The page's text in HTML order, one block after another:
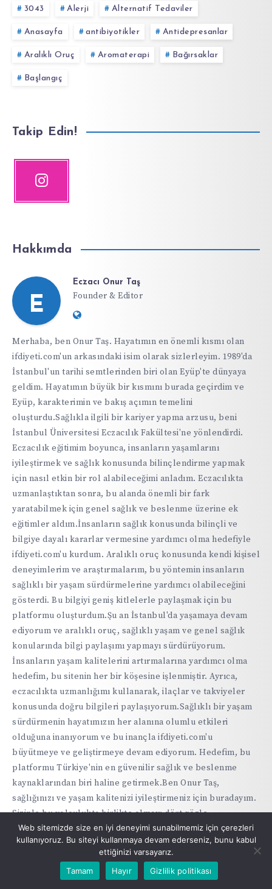
3043 Alerji Alternatif Tedaviler
Anasayfa antibiyotikler Antidepresanlar
Aralıklı Oruç Aromaterapi Bağırsaklar
Başlangıç
Takip Edin!
Hakkımda
E
Eczacı Onur Taş
Founder & Editor
Website:
Merhaba, ben Onur Taş. Hayatımın en önemli kısmı olan
ifdiyeti.com'un arkasındaki isim olarak sizlerleyim. 1989'da
İstanbul'un tarihi semtlerinden biri olan Eyüp'te dünyaya
geldim. Hayatımın büyük bir kısmını burada geçirdim ve
Eyüp, karakterimin ve bakış açımın temelini
oluşturdu.Sağlıkla ilgili bir kariyer yapma arzusu, beni
İstanbul Üniversitesi Eczacılık Fakültesi'ne yönlendirdi.
Eczacılık eğitimim boyunca, insanların yaşamlarını
iyileştirmek ve sağlık konusunda bilinçlendirme yapmak
için nasıl etkin bir rol alabileceğimi anladım. Eczacılıkta
uzmanlaştıktan sonra, bu alanda önemli bir fark
yaratabilmek için genel sağlık ve beslenme üzerine ek
eğitimler aldım.İnsanların sağlık konusunda bilinçli ve
bilgiye dayalı kararlar vermesine yardımcı olma hedefiyle
ifdiyeti.com'u kurdum. Aralıklı oruç konusunda kendi kişisel
deneyimlerim ve araştırmalarım, bu yöntemin insanların
sağlıklı bir yaşam sürdürmelerine yardımcı olabileceğini
gösterdi. Bu bilgiyi geniş kitlelerle paylaşmak için bu
platformu oluşturdum.Şu an İstanbul'da yaşamaya devam
ediyorum ve aralıklı oruç, sağlıklı yaşam ve genel sağlık
konularında bilgi paylaşımı yapmayı sürdürüyorum.
İnsanların yaşam kalitelerini artırmalarına yardımcı olma
hedefim, bu sitenin her bir köşesine işlenmiştir. Ayrıca,
eczacılıkta uzmanlığımı kullanarak, ilaçlar ve takviyeler
konusunda doğru bilgileri paylaşıyorum.Sağlıklı bir yaşam
sürdürmenin hayatımızın her alanına olumlu etkileri
olduğuna inanıyorum ve bu inançla ifdiyeti.com'u
büyütmeye ve geliştirmeye devam ediyorum. Hedefim, bu
platformu Türkiye'nin en güvenilir sağlık ve beslenme
kaynaklarından biri haline getirmek.Ben Onur Taş,
sağlığınızı ve yaşam kalitenizi iyileştirmeniz için buradayım.
Sizinle bu yolculukta birlikte olmayı dört gözle
bekliyorum.
Web sitemizde size en iyi deneyimi sunabilmemiz için çerezleri
kullanıyoruz. Bu siteyi kullanmaya devam ederseniz, bunu kabul
ettiğinizi varsayarız.
Tamam
Hayır Gizlilik politikası